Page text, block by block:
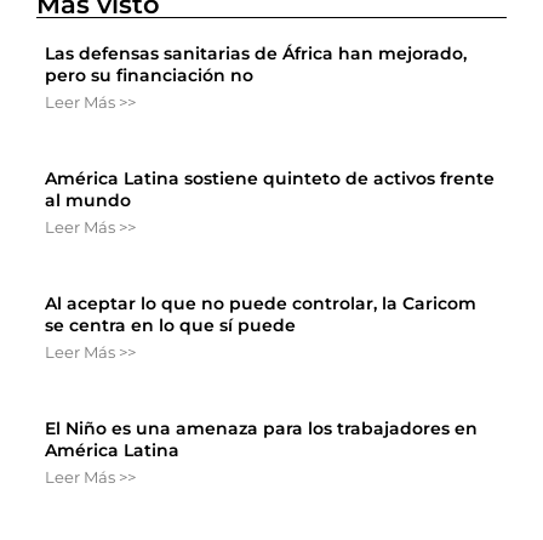
Las defensas sanitarias de África han mejorado,
pero su financiación no
Leer Más >>
América Latina sostiene quinteto de activos frente
al mundo
Leer Más >>
Al aceptar lo que no puede controlar, la Caricom
se centra en lo que sí puede
Leer Más >>
El Niño es una amenaza para los trabajadores en
América Latina
Leer Más >>